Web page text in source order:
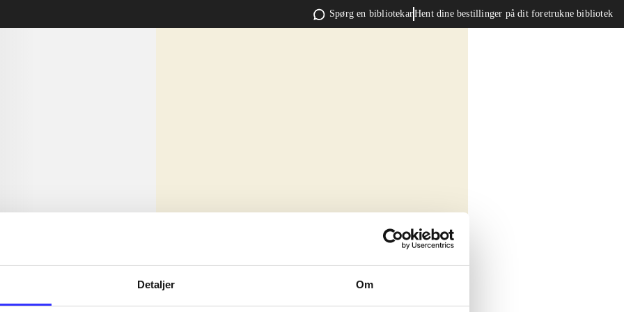
Detaljer Om
Spørg en bibliotekarHent dine bestillinger på dit foretrukne bibliotek
sit amet ...
sit amet ...